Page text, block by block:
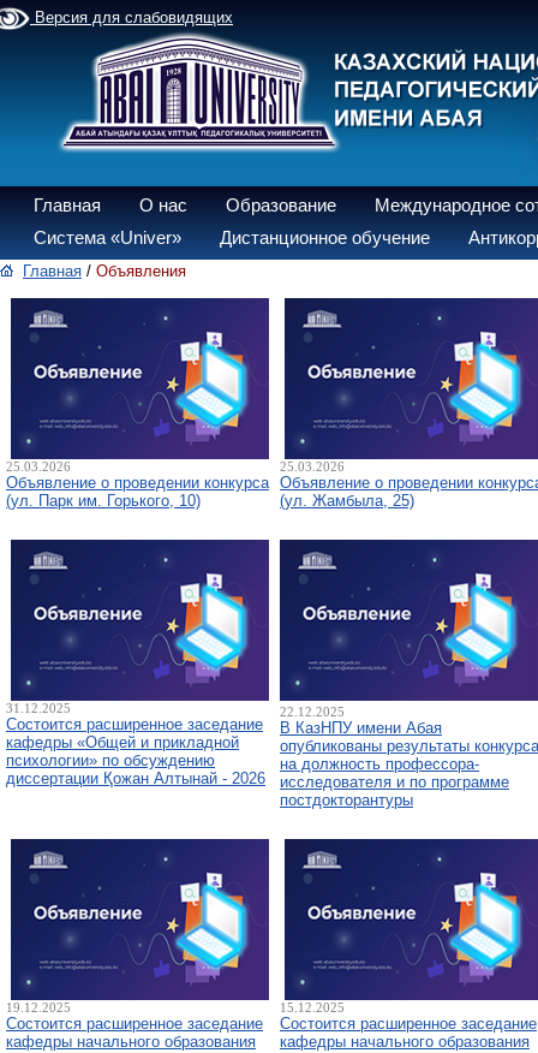
Версия для слабовидящих
Главная О нас Образование
Международное
Система «Univer»
Дистанционное обучение
Главная / Объявления
25.03.2026
Объявление о проведении конкурса
(ул. Парк им. Горького, 10)
25.03.2026
Объявление о проведении
(ул. Жамбыла, 25)
31.12.2025
Состоится расширенное заседание
кафедры «Общей и прикладной
психологии» по обсуждению
диссертации Қожан Алтынай - 2026
22.12.2025
В КазНПУ имени Абая
опубликованы результаты конкурса
на должность профессора-
исследователя и по программе
постдокторантуры
19.12.2025
Состоится расширенное заседание
кафедры начального образования
15.12.2025
Состоится расширенное заседание
кафедры начального образования